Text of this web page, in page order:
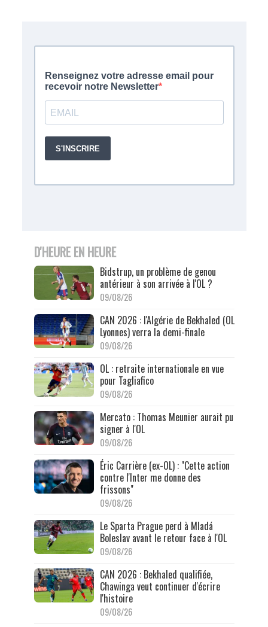
D'HEURE EN HEURE
Bidstrup, un problème de genou
antérieur à son arrivée à l'OL ?
09/08/26
CAN 2026 : l'Algérie de Bekhaled (OL
Lyonnes) verra la demi-finale
09/08/26
OL : retraite internationale en vue
pour Tagliafico
09/08/26
Mercato : Thomas Meunier aurait pu
signer à l'OL
09/08/26
Éric Carrière (ex-OL) : "Cette action
contre l'Inter me donne des
frissons"
09/08/26
Le Sparta Prague perd à Mladá
Boleslav avant le retour face à l'OL
09/08/26
CAN 2026 : Bekhaled qualifiée,
Chawinga veut continuer d'écrire
l'histoire
09/08/26